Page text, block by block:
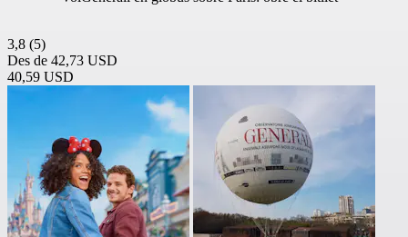
3,8 (5)
Des de 42,73 USD
40,59 USD